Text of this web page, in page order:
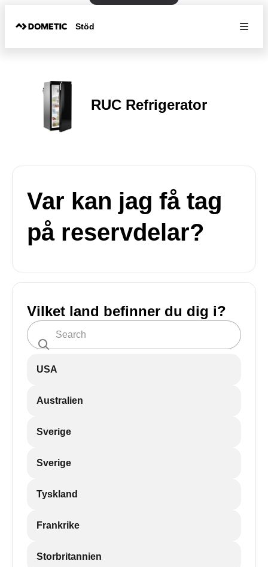
Stöd
RUC Refrigerator
Var kan jag få tag
på reservdelar?
Vilket land befinner du dig i?
USA
Australien
Sverige
Sverige
Tyskland
Frankrike
Storbritannien